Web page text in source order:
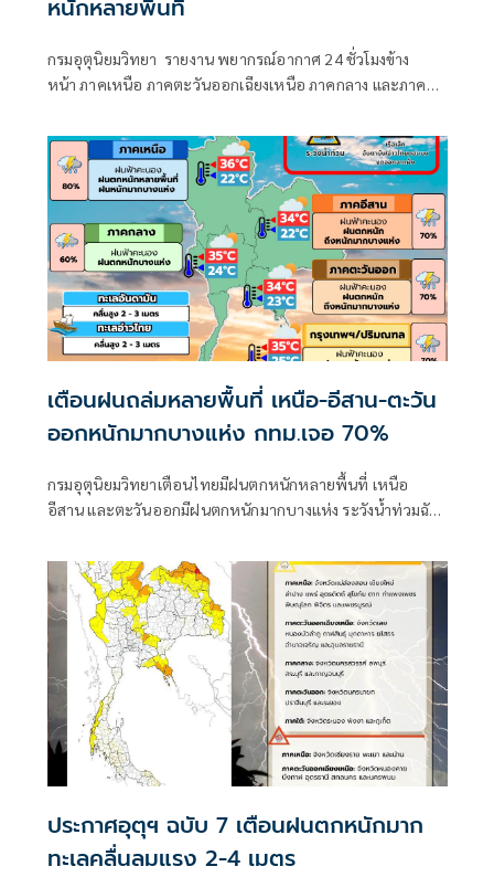
หนักหลายพื้นที่
กรมอุตุนิยมวิทยา รายงาน พยากรณ์อากาศ 24 ชั่วโมงข้าง
หน้า ภาคเหนือ ภาคตะวันออกเฉียงเหนือ ภาคกลาง และภาค
เตือนฝนถล่มหลายพื้นที่ เหนือ-อีสาน-ตะวัน
ออกหนักมากบางแห่ง กทม.เจอ 70%
กรมอุตุนิยมวิทยาเตือนไทยมีฝนตกหนักหลายพื้นที่ เหนือ
อีสาน และตะวันออกมีฝนตกหนักมากบางแห่ง ระวังน้ำท่วมฉับ
ตอนบนคลื่นสูง 2-3 เมตร เรือเล็กควรงดออกจากฝั่ง ส่วนไต้ฝุ่น
“ดอลฟิน” ไม่เข้าไทย
ประกาศอุตุฯ ฉบับ 7 เตือนฝนตกหนักมาก
ทะเลคลื่นลมแรง 2-4 เมตร